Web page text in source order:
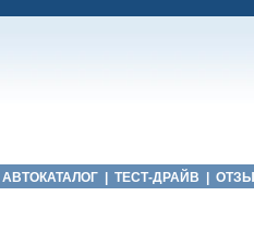
АВТОКАТАЛОГ ТЕСТ-ДРАЙВ